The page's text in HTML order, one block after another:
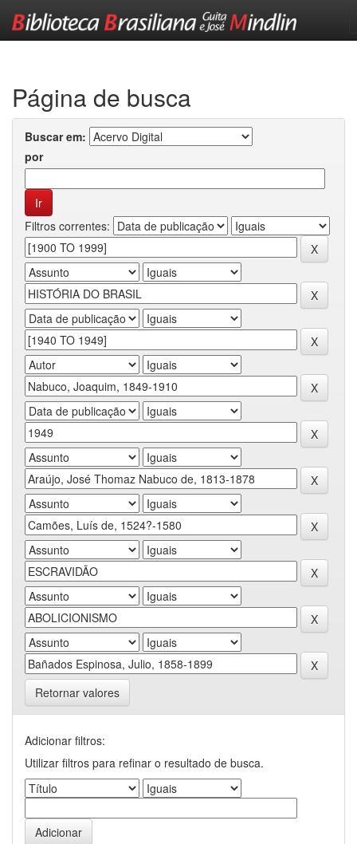
Página de busca
Buscar em:
por
Filtros correntes:
Retornar valores
Adicionar filtros:
Utilizar filtros para refinar o resultado de busca.